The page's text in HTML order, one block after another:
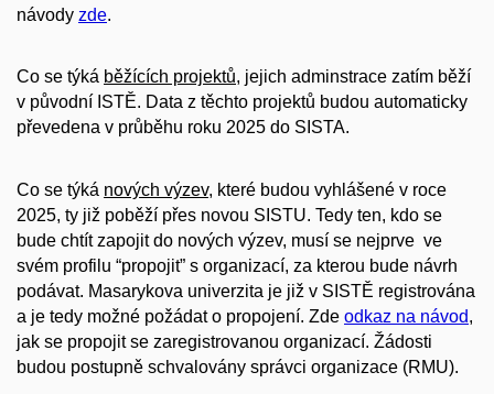
návody zde.
Co se týká běžících projektů, jejich adminstrace zatím běží
v původní ISTĚ. Data z těchto projektů budou automaticky
převedena v průběhu roku 2025 do SISTA.
Co se týká nových výzev, které budou vyhlášené v roce
2025, ty již poběží přes novou SISTU. Tedy ten, kdo se
bude chtít zapojit do nových výzev, musí se nejprve ve
svém profilu “propojit” s organizací, za kterou bude návrh
podávat. Masarykova univerzita je již v SISTĚ registrována
a je tedy možné požádat o propojení. Zde odkaz na návod,
jak se propojit se zaregistrovanou organizací. Žádosti
budou postupně schvalovány správci organizace (RMU).